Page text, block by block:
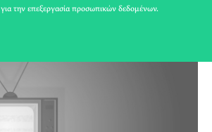
για την επεξεργασία προσωπικών δεδομένων.